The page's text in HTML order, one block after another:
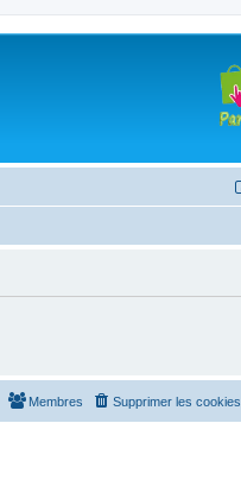
Supprimer les cookies
Membres